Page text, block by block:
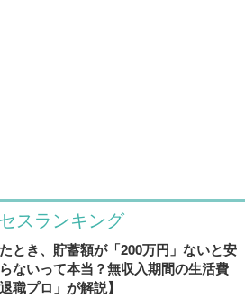
スランキング
とき、貯蓄額が「200万円」ないと安
ないって本当？無収入期間の生活費
職プロ」が解説】